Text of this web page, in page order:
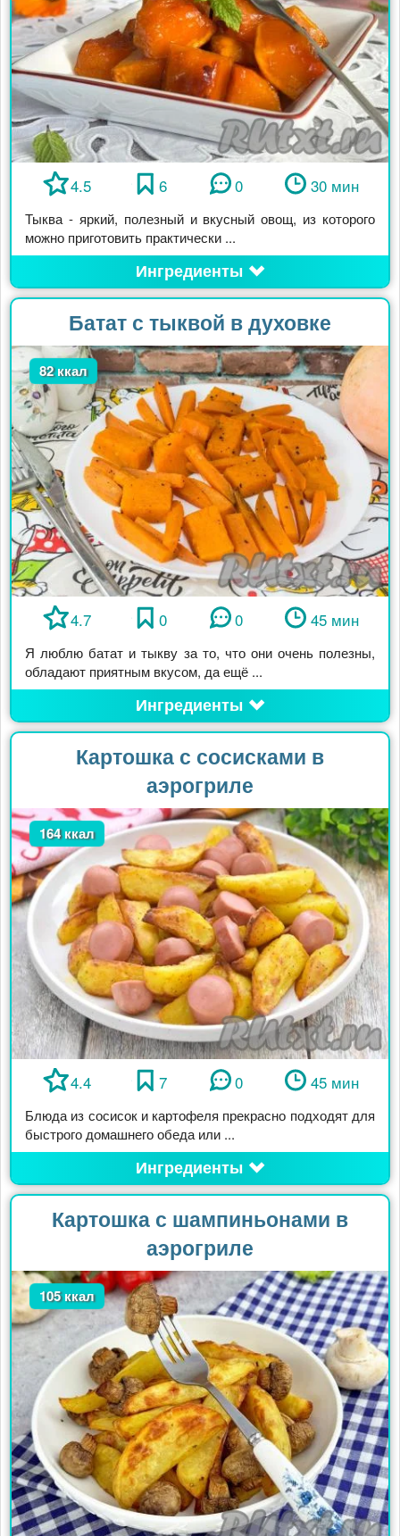
4.5 6 0 30 мин
Тыква - яркий, полезный и вкусный овощ, из которого
можно приготовить практически ...
Ингредиенты
Батат с тыквой в духовке
82 ккал
4.7 0 0 45 мин
Я люблю батат и тыкву за то, что они очень полезны,
обладают приятным вкусом, да ещё ...
Ингредиенты
Картошка с сосисками в
аэрогриле
164 ккал
4.4 7 0 45 мин
Блюда из сосисок и картофеля прекрасно подходят для
быстрого домашнего обеда или ...
Ингредиенты
Картошка с шампиньонами в
аэрогриле
105 ккал